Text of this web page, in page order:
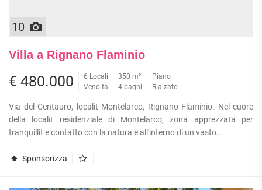
10
Villa a Rignano Flaminio
€ 480.000
6 Locali
Vendita
350 m²
4 bagni
Piano
Rialzato
Via del Centauro, localit Montelarco, Rignano Flaminio. Nel cuore
della localit residenziale di Montelarco, zona apprezzata per
tranquillit e contatto con la natura e all'interno di un vasto...
Sponsorizza